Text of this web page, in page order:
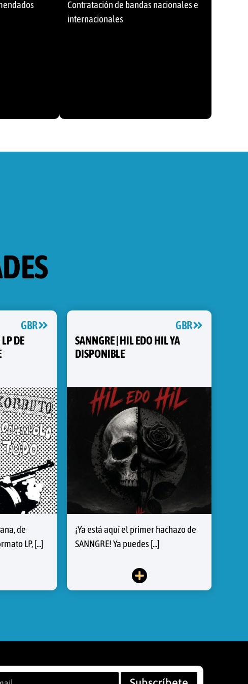
Contratación de bandas nacionales e
internacionales
GBR
DE
de
LP, [...]
GBR
SANNGRE | HIL EDO HIL YA
DISPONIBLE
¡Ya está aquí el primer hachazo de
SANNGRE! Ya puedes [...]